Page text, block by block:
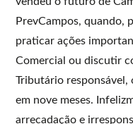
PrevCampos, quando,
praticar ações
Comercial ou discutir
Tributário responsável,
em nove meses.
arrecadação e